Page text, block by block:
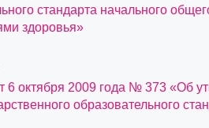
стандарта начального
здоровья»
6 октября 2009 года № 373 «Об
образовательного